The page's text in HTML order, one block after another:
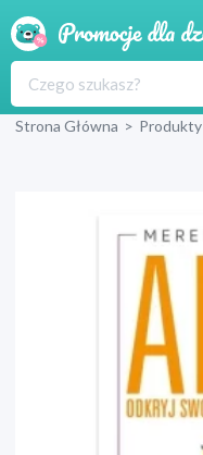
Strona Główna > Produkty